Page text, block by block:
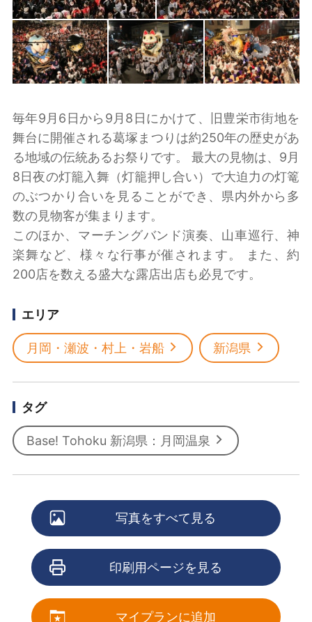
毎年9月6日から9月8日にかけて、旧豊栄市街地を
舞台に開催される葛塚まつりは約250年の歴史があ
る地域の伝統あるお祭りです。 最大の見物は、9月
8日夜の灯籠入舞（灯籠押し合い）で大迫力の灯篭
のぶつかり合いを見ることができ、県内外から多
数の見物客が集まります。
このほか、マーチングバンド演奏、山車巡行、神
楽舞など、様々な行事が催されます。 また、約
200店を数える盛大な露店出店も必見です。
エリア
月岡・瀬波・村上・岩船 新潟県
タグ
Base! Tohoku 新潟県：月岡温泉
写真をすべて見る
印刷用ページを見る
マイプランに追加